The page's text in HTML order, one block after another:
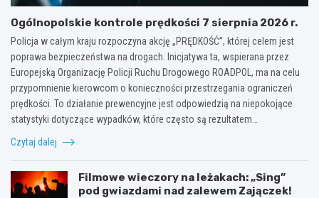
Ogólnopolskie kontrole prędkości 7 sierpnia 2026 r.
Policja w całym kraju rozpoczyna akcję „PRĘDKOŚĆ”, której celem jest
poprawa bezpieczeństwa na drogach. Inicjatywa ta, wspierana przez
Europejską Organizację Policji Ruchu Drogowego ROADPOL, ma na celu
przypomnienie kierowcom o konieczności przestrzegania ograniczeń
prędkości. To działanie prewencyjne jest odpowiedzią na niepokojące
statystyki dotyczące wypadków, które często są rezultatem…
Czytaj dalej
Filmowe wieczory na leżakach: „Sing”
pod gwiazdami nad zalewem Zajączek!